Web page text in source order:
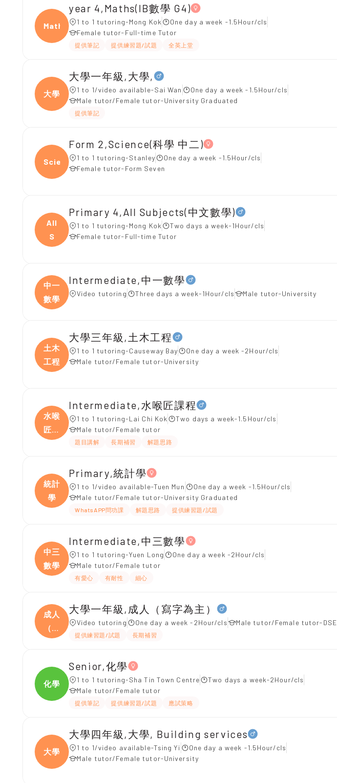
Maths
year 4,Maths(IB數學 G4)
1 to 1 tutoring-Mong Kok
One day a week -1.5Hour/cls
Female tutor-Full-time Tutor
提供筆記 提供練習題/試題 全英上堂
大學
大學一年級,大學,
1 to 1/video available-Sai Wan
One day a week -1.5Hour/cls
Male tutor/Female tutor-University Graduated
提供筆記
Scien
Form 2,Science(科學 中二)
1 to 1 tutoring-Stanley
One day a week -1.5Hour/cls
Female tutor-Form Seven
All
S
Primary 4,All Subjects(中文數學)
1 to 1 tutoring-Mong Kok
Two days a week-1Hour/cls
Female tutor-Full-time Tutor
中一
數學
Intermediate,中一數學
Video tutoring Three days a week-1Hour/cls Male tutor-University
土木
工程
大學三年級,土木工程
1 to 1 tutoring-Causeway Bay
One day a week -2Hour/cls
Male tutor/Female tutor-University
水喉
匠課
程
Intermediate,水喉匠課程
1 to 1 tutoring-Lai Chi Kok
Two days a week-1.5Hour/cls
Male tutor/Female tutor
題目講解 長期補習 解題思路
統計
學
Primary,統計學
1 to 1/video available-Tuen Mun
One day a week -1.5Hour/cls
Male tutor/Female tutor-University Graduated
WhatsAPP問功課 解題思路 提供練習題/試題
中三
數學
Intermediate,中三數學
1 to 1 tutoring-Yuen Long
One day a week -2Hour/cls
Male tutor/Female tutor
有愛心 有耐性 細心
成人
（寫
字
大學一年級,成人（寫字為主）
Video tutoring One day a week -2Hour/cls Male tutor/Female tutor-DSE
提供練習題/試題 長期補習
化學
Senior,化學
1 to 1 tutoring-Sha Tin Town Centre
Two days a week-2Hour/cls
Male tutor/Female tutor
提供筆記 提供練習題/試題 應試策略
大學
大學四年級,大學, Building services
1 to 1/video available-Tsing Yi
One day a week -1.5Hour/cls
Male tutor/Female tutor-University